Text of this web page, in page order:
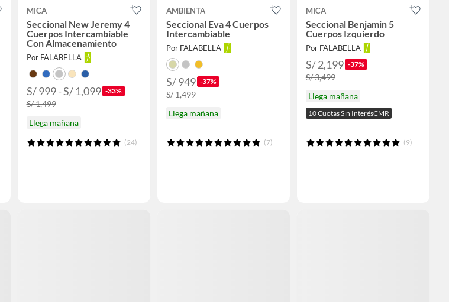
MICA
Seccional New Jeremy 4
Cuerpos Intercambiable
Con Almacenamiento
Por FALABELLA
S/ 999 - S/ 1,099 -33%
S/ 1,499
Llega mañana
(24)
AMBIENTA
Seccional Eva 4 Cuerpos
Intercambiable
Por FALABELLA
S/ 949 -37%
S/ 1,499
Llega mañana
(7)
MICA
Seccional Benjamin 5
Cuerpos Izquierdo
Por FALABELLA
S/ 2,199 -37%
S/ 3,499
Llega mañana
10 Cuotas Sin InterésCMR
(9)